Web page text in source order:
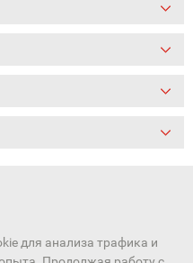
(391) 206-97-01
для анализа трафика и